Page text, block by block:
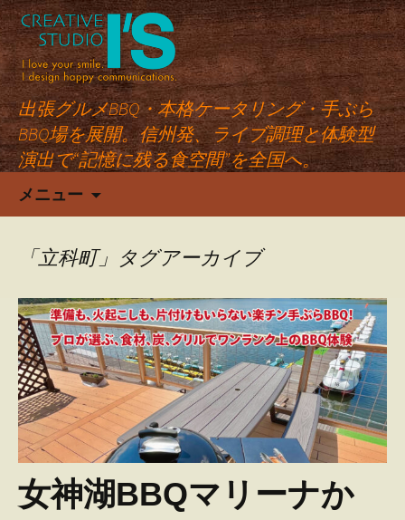
出張グルメBBQ・本格ケータリング・手ぶら
BBQ場を展開。信州発、ライブ調理と体験型
演出で“記憶に残る食空間”を全国へ。
メニュー
ン
へ
ス
キ
ッ
プ
「立科町」タグアーカイブ
女神湖BBQマリーナか